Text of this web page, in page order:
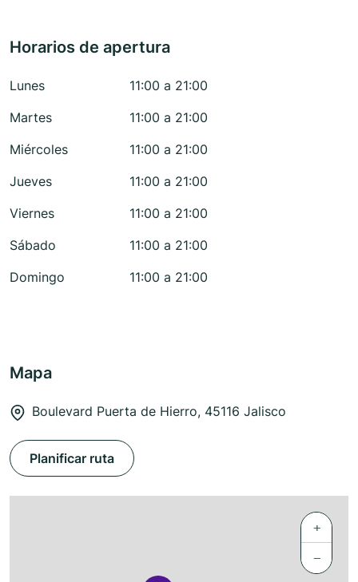
Horarios de apertura
Lunes
11:00 a 21:00
Martes
11:00 a 21:00
Miércoles
11:00 a 21:00
Jueves
11:00 a 21:00
Viernes
11:00 a 21:00
Sábado
11:00 a 21:00
Domingo
11:00 a 21:00
Mapa
Boulevard Puerta de Hierro, 45116 Jalisco
Planificar ruta
+
−